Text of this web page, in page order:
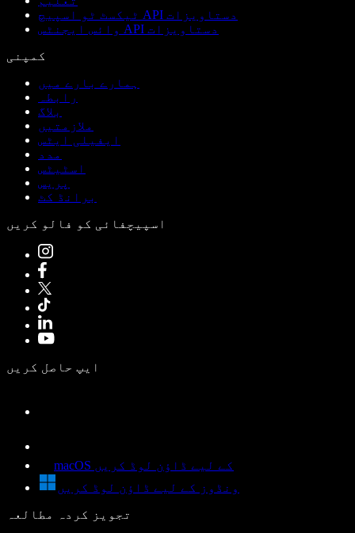
ٹیکسٹ ٹو اسپیچ API دستاویزات
وائس ایجنٹس API دستاویزات
کمپنی
ہمارے بارے میں
رابطہ
بلاگ
ملازمتیں
ایفیلی ایٹس
مدد
اسٹیٹس
پریس
برانڈ کٹ
اسپیچفائی کو فالو کریں
ایپ حاصل کریں
macOS کے لیے ڈاؤن لوڈ کریں
ونڈوز کے لیے ڈاؤن لوڈ کریں
تجویز کردہ مطالعہ